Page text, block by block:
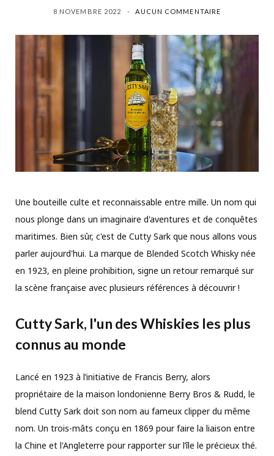
8 NOVEMBRE 2022 AUCUN COMMENTAIRE
Une bouteille culte et reconnaissable entre mille. Un nom qui
nous plonge dans un imaginaire d'aventures et de conquêtes
maritimes. Bien sûr, c'est de Cutty Sark que nous allons vous
parler aujourd'hui. La marque de Blended Scotch Whisky née
en 1923, en pleine prohibition, signe un retour remarqué sur
la scène française avec plusieurs références à découvrir !
Cutty Sark, l'un des Whiskies les plus
connus au monde
Lancé en 1923 à l’initiative de Francis Berry, alors
propriétaire de la maison londonienne Berry Bros & Rudd, le
blend Cutty Sark doit son nom au fameux clipper du même
nom. Un trois-mâts conçu en 1869 pour faire la liaison entre
la Chine et l'Angleterre pour rapporter sur l’île le précieux thé.